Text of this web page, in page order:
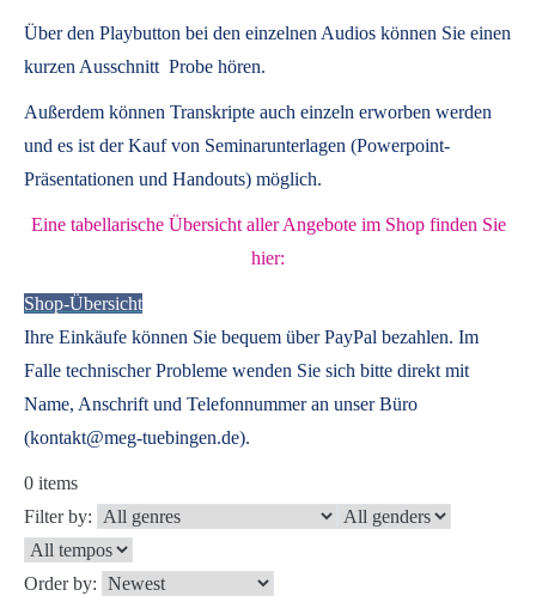
Über den Playbutton bei den einzelnen Audios können Sie einen
kurzen Ausschnitt Probe hören.
Außerdem können Transkripte auch einzeln erworben werden
und es ist der Kauf von Seminarunterlagen (Powerpoint-
Präsentationen und Handouts) möglich.
Eine tabellarische Übersicht aller Angebote im Shop finden Sie
hier:
Shop-Übersicht
Ihre Einkäufe können Sie bequem über PayPal bezahlen. Im
Falle technischer Probleme wenden Sie sich bitte direkt mit
Name, Anschrift und Telefonnummer an unser Büro
(kontakt@meg-tuebingen.de).
0 items
Filter by:
Order by: